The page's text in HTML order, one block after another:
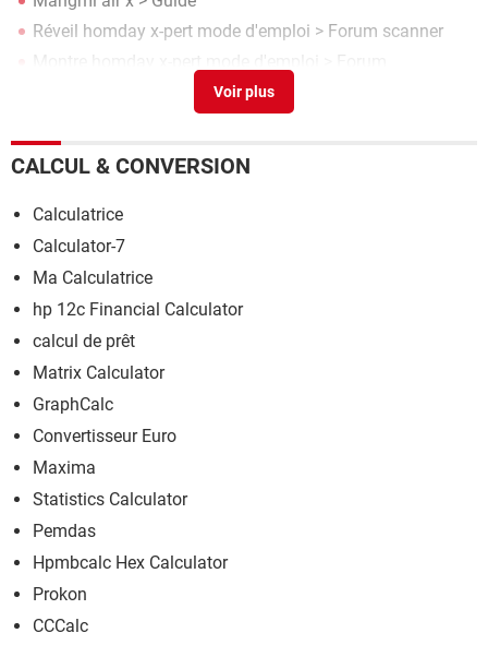
Réveil homday x-pert mode d'emploi > Forum scanner
Montre homday x-pert mode d'emploi
Forum
Accessoires & objets connectés
CALCUL & CONVERSION
Calculatrice
Calculator-7
Ma Calculatrice
hp 12c Financial Calculator
calcul de prêt
Matrix Calculator
GraphCalc
Convertisseur Euro
Maxima
Statistics Calculator
Pemdas
Hpmbcalc Hex Calculator
Prokon
CCCalc